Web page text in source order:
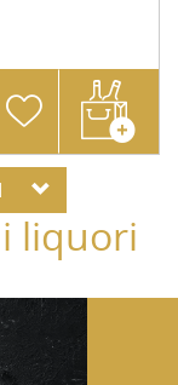
liquori